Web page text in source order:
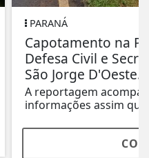
mobiliza
de Saúde em
o caso e atualizará as
detalhes forem...